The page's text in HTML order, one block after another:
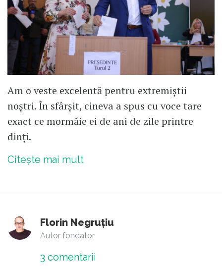
Am o veste excelentă pentru extremiștii
noștri. În sfârșit, cineva a spus cu voce tare
exact ce mormăie ei de ani de zile printre
dinți.
Citește mai mult
Florin Negruțiu
Autor fondator
3 comentarii